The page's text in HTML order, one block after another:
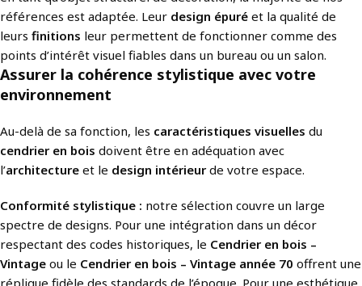
références est adaptée. Leur design épuré et la qualité de
leurs finitions leur permettent de fonctionner comme des
points d’intérêt visuel fiables dans un bureau ou un salon.
Assurer la cohérence stylistique avec votre
environnement
Au-delà de sa fonction, les caractéristiques visuelles du
cendrier en bois doivent être en adéquation avec
l’architecture et le design intérieurde votre espace.
Conformité stylistique : notre sélection couvre un large
spectre de designs. Pour une intégration dans un décor
respectant des codes historiques, le Cendrier en bois –
Vintage ou le Cendrier en bois – Vintage année 70 offrent une
réplique fidèle des standards de l’époque. Pour une esthétique